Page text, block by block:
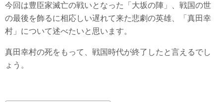
今回は豊臣家滅亡の戦いとなった「大坂の陣」、戦国の世
の最後を飾るに相応しい遅れて来た悲劇の英雄、「真田幸
村」について述べたいと思います。
真田幸村の死をもって、戦国時代が終了したと言えるでし
ょう。